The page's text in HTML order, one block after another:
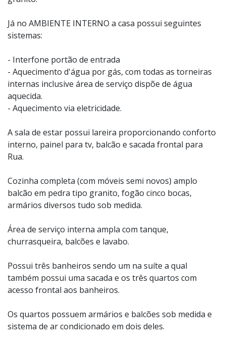
Já no AMBIENTE INTERNO a casa possui seguintes
sistemas:
- Interfone portão de entrada
- Aquecimento d'água por gás, com todas as torneiras
internas inclusive área de serviço dispõe de água
aquecida.
- Aquecimento via eletricidade.
A sala de estar possui lareira proporcionando conforto
interno, painel para tv, balcão e sacada frontal para
Rua.
Cozinha completa (com móveis semi novos) amplo
balcão em pedra tipo granito, fogão cinco bocas,
armários diversos tudo sob medida.
Área de serviço interna ampla com tanque,
churrasqueira, balcões e lavabo.
Possui três banheiros sendo um na suíte a qual
também possui uma sacada e os três quartos com
acesso frontal aos banheiros.
Os quartos possuem armários e balcões sob medida e
sistema de ar condicionado em dois deles.